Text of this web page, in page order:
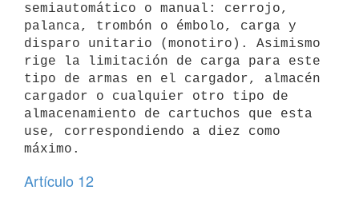
semiautomático o manual: cerrojo,
palanca, trombón o émbolo, carga y
disparo unitario (monotiro). Asimismo
rige la limitación de carga para este
tipo de armas en el cargador, almacén
cargador o cualquier otro tipo de
almacenamiento de cartuchos que esta
use, correspondiendo a diez como
Artículo 12